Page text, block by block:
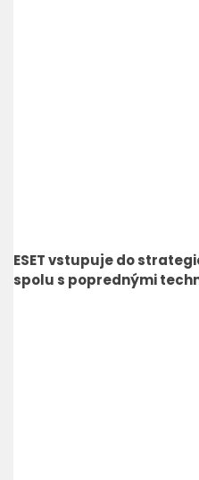
ESET vstupuje do
spolu s poprednými